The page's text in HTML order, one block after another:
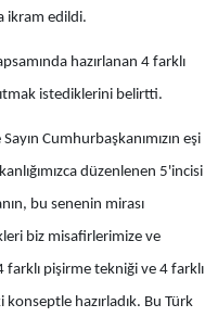
ikram edildi.
hazırlanan 4 farklı
istediklerini belirtti.
Cumhurbaşkanımızın eşi
düzenlenen 5'incisi
bu senenin mirası
biz misafirlerimize ve
pişirme tekniği ve 4 farklı
hazırladık. Bu Türk